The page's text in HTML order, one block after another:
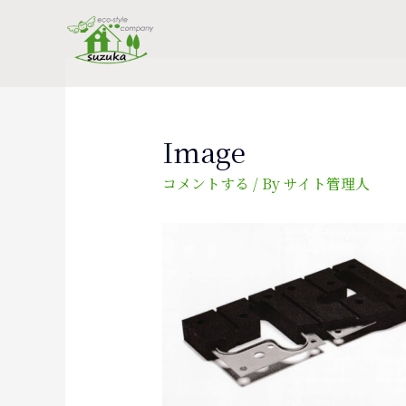
Image
コメントする / Byサイト管理人